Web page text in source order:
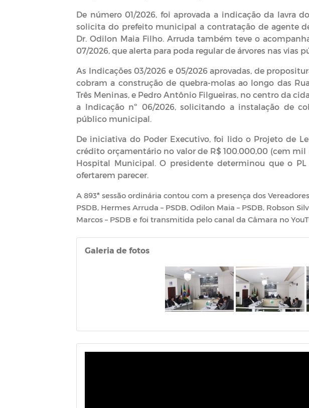
De número 01/2026, foi aprovada a indicação da lavra
solicita do prefeito municipal a contratação de agente
Dr. Odilon Maia Filho. Arruda também teve o
07/2026, que alerta para poda regular de árvores nas vias
As Indicações 03/2026 e 05/2026 aprovadas, de
cobram a construção de quebra-molas ao longo das
Três Meninas, e Pedro Antônio Filgueiras, no centro da
a Indicação nº 06/2026, solicitando a instalação de
público municipal.
De iniciativa do Poder Executivo, foi lido o Projeto de
crédito orçamentário no valor de R$ 100.000,00 (cem mil
Hospital Municipal. O presidente determinou que o
ofertarem parecer.
A 893ª sessão ordinária contou com a presença dos
PSDB, Hermes Arruda – PSDB, Odilon Maia – PSDB, Robson
Marcos – PSDB e foi transmitida pelo canal da Câmara no
Galeria de fotos